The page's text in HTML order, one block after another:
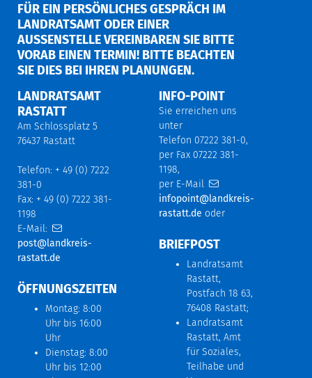
FÜR EIN PERSÖNLICHES GESPRÄCH IM
LANDRATSAMT ODER EINER
AUSSENSTELLE VEREINBAREN SIE BITTE V
ORAB EINEN TERMIN! BITTE BEACHTEN S
IE DIES BEI IHREN PLANUNGEN.
LANDRATSAMT
RASTATT
Am Schlossplatz 5
76437 Rastatt
Telefon: + 49 (0) 7222
381-0
Fax: + 49 (0) 7222 381-
1198
E-Mail:
post@landkreis-
rastatt.de
ÖFFNUNGSZEITEN
Montag: 8:00
Uhr bis 16:00
Uhr
Dienstag: 8:00
Uhr bis 12:00
INFO-POINT
Sie erreichen uns
unter
Telefon 07222 381-0,
per Fax 07222 381-
1198,
per E-Mail
infopoint@landkreis-
rastatt.de oder
BRIEFPOST
Landratsamt
Rastatt,
Postfach 18 63,
76408 Rastatt;
Landratsamt
Rastatt, Amt
für Soziales,
Teilhabe und